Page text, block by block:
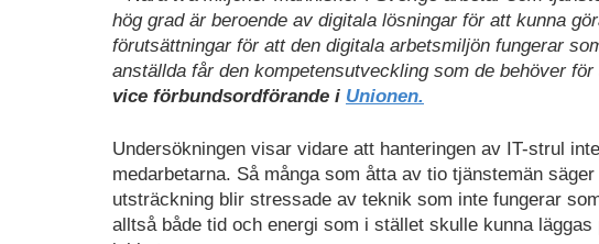
hög grad är beroende av digitala lösningar för att kunna
förutsättningar för att den digitala arbetsmiljön fungerar
anställda får den kompetensutveckling som de behöver
vice förbundsordförande i Unionen.
Undersökningen visar vidare att hanteringen av IT-strul
medarbetarna. Så många som åtta av tio tjänstemän
utsträckning blir stressade av teknik som inte fungerar
alltså både tid och energi som i stället skulle kunna läggas